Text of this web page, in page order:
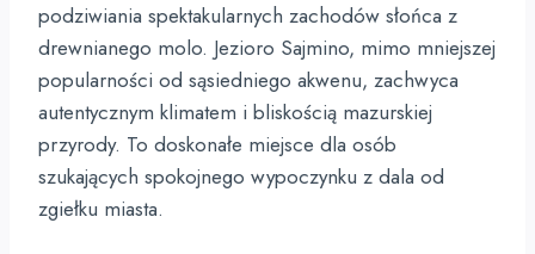
podziwiania spektakularnych zachodów słońca z
drewnianego molo. Jezioro Sajmino, mimo mniejszej
popularności od sąsiedniego akwenu, zachwyca
autentycznym klimatem i bliskością mazurskiej
przyrody. To doskonałe miejsce dla osób
szukających spokojnego wypoczynku z dala od
zgiełku miasta.